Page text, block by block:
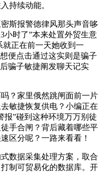
持续动能。
斯报警德律风那头声音哆
小时了”本来处置外贸生意
就正在前一天她收到一
便点击通过这实则是骗子
骗子敏捷阐发聊天记实
？家里俄然跳闸面前一片
敏捷恢复供电？小编正在
报”碰到这种环境万万别徒
手合闸？背后藏着哪些平
区分呢？一路来看看！
数据采集处理方案，取合
制可贸易化的数据库。开